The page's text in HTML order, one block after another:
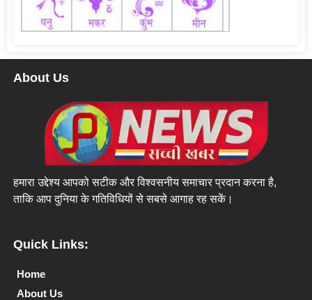
About Us
हमारा उद्देश्य आपको सटीक और विश्वसनीय समाचार प्रदान करना है,
ताकि आप दुनिया के गतिविधियों से सबसे आगाह रह सकें।
Quick Links:
Home
About Us